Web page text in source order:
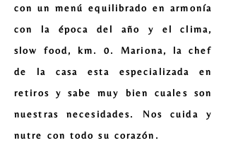
con un menú equilibrado en armonía
con la época del año y el clima,
slow food, km. 0. Mariona, la chef
de la casa esta especializada en
retiros y sabe muy bien cuales son
nuestras necesidades. Nos cuida y
nutre con todo su corazón.